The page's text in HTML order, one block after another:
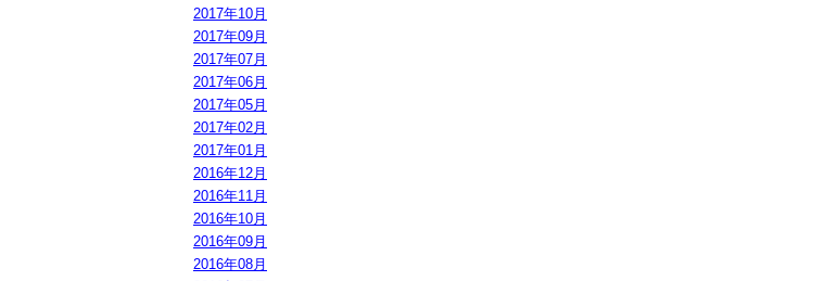
2017年10月
2017年09月
2017年07月
2017年06月
2017年05月
2017年02月
2017年01月
2016年12月
2016年11月
2016年10月
2016年09月
2016年08月